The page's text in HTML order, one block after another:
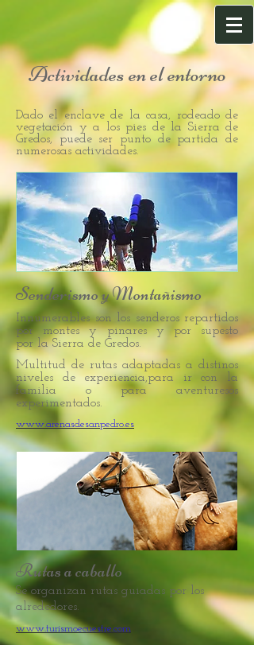
Actividades en el entorno
Dado el enclave de la casa, rodeado de
vegetación y a los pies de la Sierra de
Gredos, puede ser punto de partida de
numerosas actividades.
Senderismo y Montañismo
Innumerables son los senderos repartidos
por montes y pinares y por supesto
por la Sierra de Gredos.
Multitud de rutas adaptadas a distinos
niveles de experiencia,para ir con la
familia o para aventuresos
experimentados.
www.arenasdesanpedro.es
Rutas a caballo
Se organizan rutas guiadas por los
alrededores.
www.turismoecuestre.com